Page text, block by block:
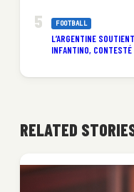
FOOTBALL
L’ARGENTINE
INFANTINO,
RELATED